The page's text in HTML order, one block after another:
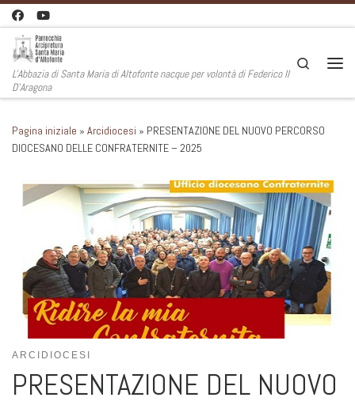
Passa al contenuto
L'Abbazia di Santa Maria di Altofonte nacque per volontà di Federico II
D'Aragona
Search
Pagina iniziale » Arcidiocesi » PRESENTAZIONE DEL NUOVO PERCORSO
DIOCESANO DELLE CONFRATERNITE – 2025
ARCIDIOCESI
PRESENTAZIONE DEL NUOVO